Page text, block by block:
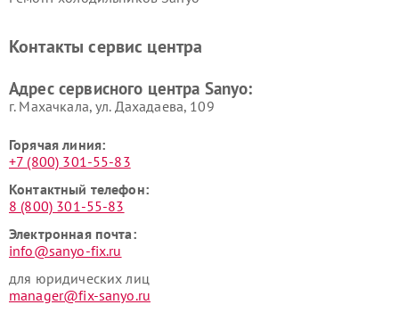
Контакты сервис центра
Адрес сервисного центра Sanyo:
г. Махачкала, ул. Дахадаева, 109
Горячая линия:
+7 (800) 301-55-83
Контактный телефон:
8 (800) 301-55-83
Электронная почта:
info@sanyo-fix.ru
для юридических лиц
manager@fix-sanyo.ru